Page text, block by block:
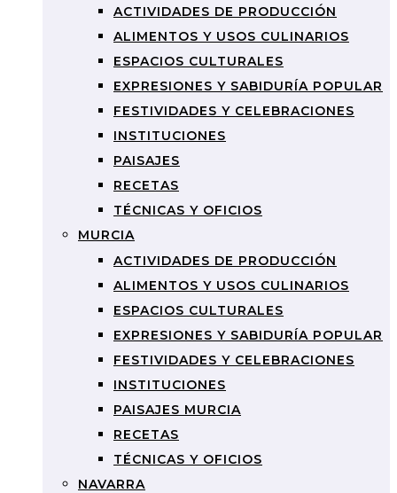
ACTIVIDADES DE PRODUCCIÓN
ALIMENTOS Y USOS CULINARIOS
ESPACIOS CULTURALES
EXPRESIONES Y SABIDURÍA POPULAR
FESTIVIDADES Y CELEBRACIONES
INSTITUCIONES
PAISAJES
RECETAS
TÉCNICAS Y OFICIOS
MURCIA
ACTIVIDADES DE PRODUCCIÓN
ALIMENTOS Y USOS CULINARIOS
ESPACIOS CULTURALES
EXPRESIONES Y SABIDURÍA POPULAR
FESTIVIDADES Y CELEBRACIONES
INSTITUCIONES
PAISAJES MURCIA
RECETAS
TÉCNICAS Y OFICIOS
NAVARRA